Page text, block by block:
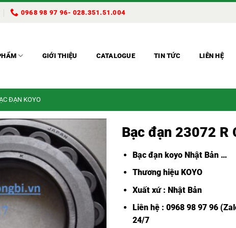
0968 98 97 96- 028.351.51.004
GIỚI THIỆU CATALOGUE TIN TỨC LIÊN HỆ
ĐẠN KOYO
Bạc đạn 23072 R
Bạc đạn koyo Nhật Bản…
Thương hiệu KOYO
Xuất xứ : Nhật Bản
Liên hệ : 0968 98 97 96
24/7